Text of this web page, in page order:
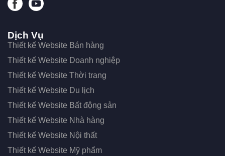
Dịch Vụ
Thiết kế Website Bán hàng
Thiết kế Website Doanh nghiệp
Thiết kế Website Thời trang
Thiết kế Website Du lịch
Thiết kế Website Bất động sản
Thiết kế Website Nhà hàng
Thiết kế Website Nội thất
Thiết kế Website Mỹ phẩm